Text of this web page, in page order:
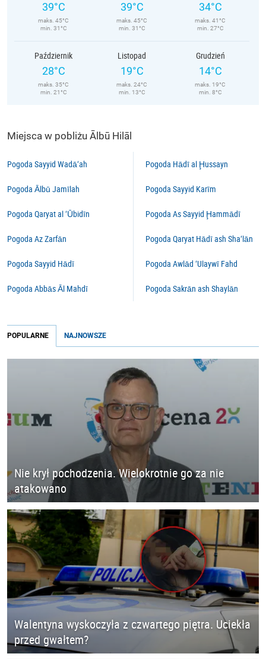
39°C
maks. 45°C
min. 31°C
39°C
maks. 45°C
min. 31°C
34°C
maks. 41°C
min. 27°C
Październik
28°C
maks. 35°C
min. 21°C
Listopad
19°C
maks. 24°C
min. 13°C
Grudzień
14°C
maks. 19°C
min. 8°C
Miejsca w pobliżu Ālbū Hilāl
Pogoda Sayyid Wadā‘ah
Pogoda Ālbū Jamīlah
Pogoda Qaryat al ‘Ūbidīn
Pogoda Az Zarfān
Pogoda Sayyid Hādī
Pogoda Abbās Āl Mahdī
Pogoda Hādī al Ḩussayn
Pogoda Sayyid Karīm
Pogoda As Sayyid Ḩammādī
Pogoda Qaryat Hādī ash Sha‘lān
Pogoda Awlād ‘Ulaywī Fahd
Pogoda Sakrān ash Shaylān
POPULARNE NAJNOWSZE
Nie krył pochodzenia. Wielokrotnie go za nie
atakowano
Walentyna wyskoczyła z czwartego piętra. Uciekła
przed gwałtem?